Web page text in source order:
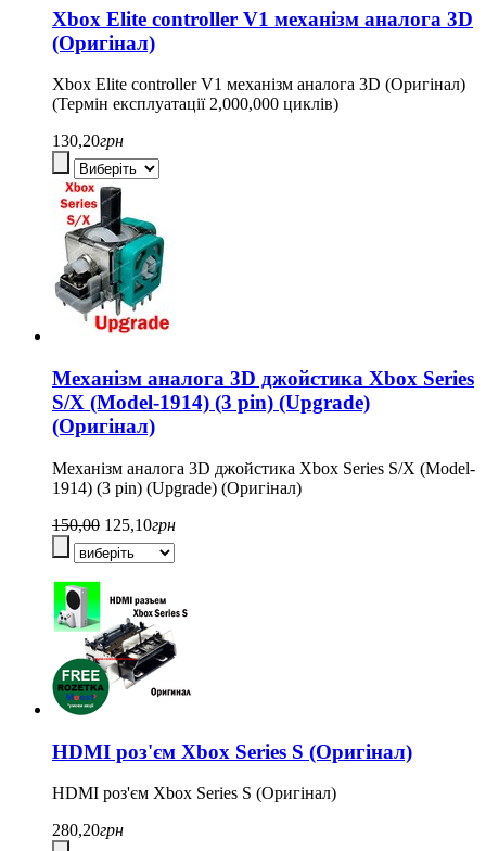
Xbox Elite controller V1 механізм аналога 3D
(Оригінал)
Xbox Elite controller V1 механізм аналога 3D (Оригінал)
(Термін експлуатації 2,000,000 циклів)
130,20грн
Механізм аналога 3D джойстика Xbox Series
S/X (Model-1914) (3 pin) (Upgrade)
(Оригінал)
Механізм аналога 3D джойстика Xbox Series S/X (Model-
1914) (3 pin) (Upgrade) (Оригінал)
150,00 125,10грн
HDMI роз'єм Xbox Series S (Оригінал)
HDMI роз'єм Xbox Series S (Оригінал)
280,20грн